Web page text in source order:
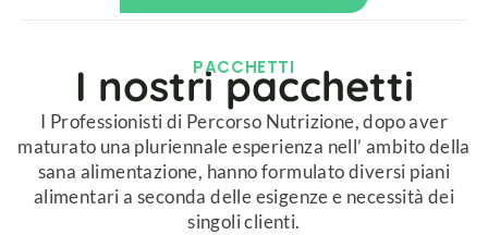
PACCHETTI​
I nostri pacchetti​
I Professionisti di Percorso Nutrizione, dopo aver
maturato una pluriennale esperienza nell’ ambito della
sana alimentazione, hanno formulato diversi piani
alimentari a seconda delle esigenze e necessità dei
singoli clienti.